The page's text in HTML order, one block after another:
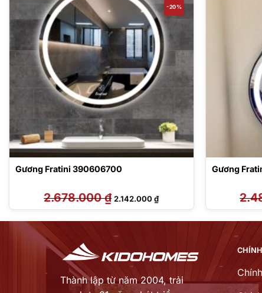
-20%
Gương Fratini 390606700
2.678.000₫ Giá
gốc
là:
2.142.000₫Giá
hiện
tại
2.142.000 ₫.
Gương
Thành lập từ năm 2004, trải